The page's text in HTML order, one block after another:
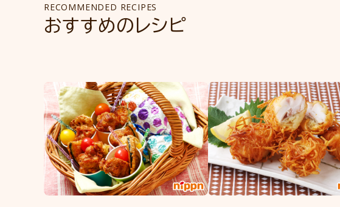
RECOMMENDED RECIPES
おすすめのレシピ